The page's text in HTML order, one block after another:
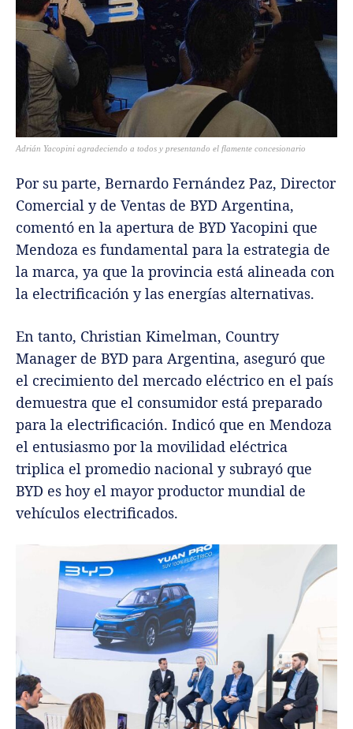
Adrián Yacopini agradeciendo a todos y presentando el flamente concesionario
Por su parte, Bernardo Fernández Paz, Director
Comercial y de Ventas de BYD Argentina,
comentó en la apertura de BYD Yacopini que
Mendoza es fundamental para la estrategia de
la marca, ya que la provincia está alineada con
la electrificación y las energías alternativas.
En tanto, Christian Kimelman, Country
Manager de BYD para Argentina, aseguró que
el crecimiento del mercado eléctrico en el país
demuestra que el consumidor está preparado
para la electrificación. Indicó que en Mendoza
el entusiasmo por la movilidad eléctrica
triplica el promedio nacional y subrayó que
BYD es hoy el mayor productor mundial de
vehículos electrificados.